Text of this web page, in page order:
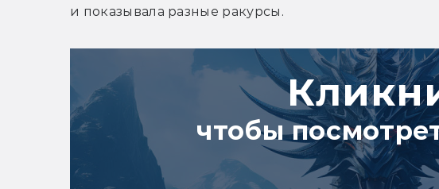
и показывала разные ракурсы.
чтобы